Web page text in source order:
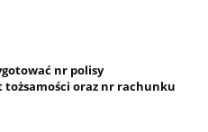
nr polisy
oraz nr rachunku